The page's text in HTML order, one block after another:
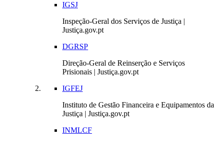
IGSJ
Inspeção-Geral dos Serviços de Justiça |
Justiça.gov.pt
DGRSP
Direção-Geral de Reinserção e Serviços
Prisionais | Justiça.gov.pt
IGFEJ
Instituto de Gestão Financeira e Equipamentos da
Justiça | Justiça.gov.pt
INMLCF